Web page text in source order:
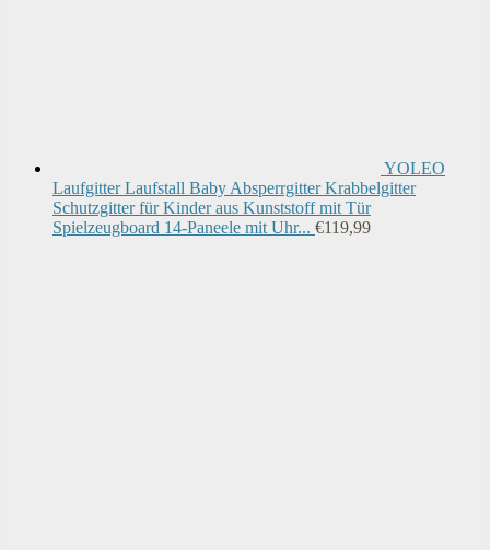
YOLEO
Laufgitter Laufstall Baby Absperrgitter Krabbelgitter
Schutzgitter für Kinder aus Kunststoff mit Tür
Spielzeugboard 14-Paneele mit Uhr... €119,99